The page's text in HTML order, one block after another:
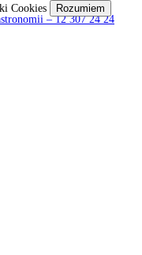
– 12 307 24 24
Cookies Rozumiem